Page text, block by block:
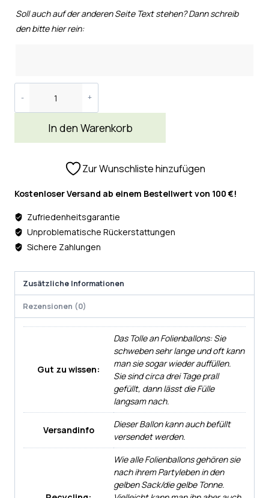
Soll auch auf der anderen Seite Text stehen? Dann schreib
den bitte hier rein:
In den Warenkorb
Zur Wunschliste hinzufügen
Kostenloser Versand ab einem Bestellwert von 100 €!
Zufriedenheitsgarantie
Unproblematische Rückerstattungen
Sichere Zahlungen
Zusätzliche Informationen
Rezensionen (0)
Gut zu wissen:
Das Tolle an Folienballons: Sie
schweben sehr lange und oft kann
man sie sogar wieder auffüllen.
Sie sind circa drei Tage prall
gefüllt, dann lässt die Fülle
langsam nach.
Versandinfo
Dieser Ballon kann auch befüllt
versendet werden.
Wie alle Folienballons gehören sie
nach ihrem Partyleben in den
gelben Sack/die gelbe Tonne.